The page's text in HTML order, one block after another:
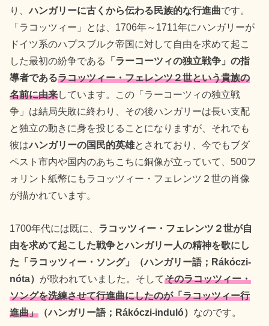
り、ハンガリーに古くから伝わる民族的な行進曲です。
「ラコッツィー」とは、1706年～1711年にハンガリーが
ドイツ系のハプスブルク帝国に対して自由を求めて起こ
した最初の紛争である
「ラーコーツィの独立戦争」の指
導者であるラコッツィー・フェレンツ２世という貴族の
名前に由来しています。この「ラーコーツィの独立戦
争」は結局失敗に終わり、その後ハンガリーは長い支配
と独立の動きに身を投じることになりますが、それでも
彼はハンガリーの国民的英雄とされており、今でもブダ
ペスト市内や国内のあちこちに銅像が立っていて、500フ
ォリント紙幣にもラコッツィー・フェレンツ２世の肖像
が描かれています。
1700年代には既に、 ラコッツィー・フェレンツ２世が自
由を求めて起こした戦争とハンガリー人の精神を歌にし
た「ラコッツィー・ソング」（ハンガリー語；Rákóczi-
nóta） が歌われていました。そしてそのラコッツィー・
ソングを洗練させて行進曲にしたのが「ラコッツィー行
進曲」 （ハンガリー語；Rákóczi-induló） なのです。